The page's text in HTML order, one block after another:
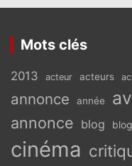
Mots clés
2013 acteur acteurs
annonce année
annonce blog
cinéma